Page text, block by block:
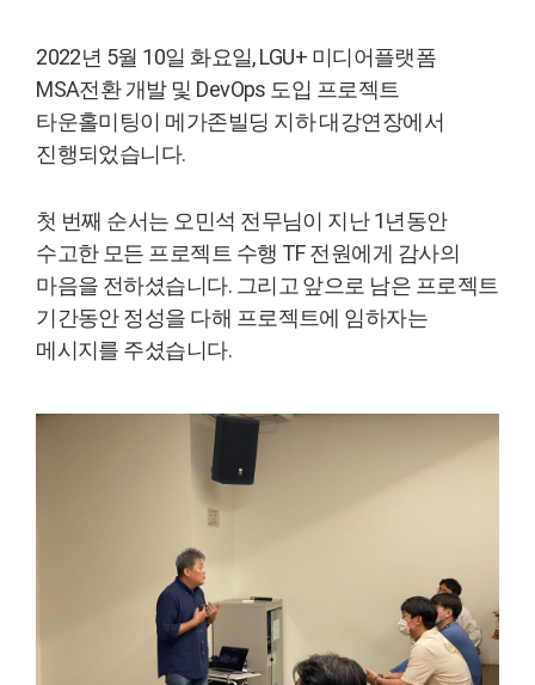
2022년 5월 10일 화요일, LGU+ 미디어플랫폼
MSA전환 개발 및 DevOps 도입 프로젝트
타운홀미팅이 메가존빌딩 지하 대강연장에서
진행되었습니다.
첫 번째 순서는 오민석 전무님이 지난 1년동안
수고한 모든 프로젝트 수행 TF 전원에게 감사의
마음을 전하셨습니다. 그리고 앞으로 남은 프로젝트
기간동안 정성을 다해 프로젝트에 임하자는
메시지를 주셨습니다.